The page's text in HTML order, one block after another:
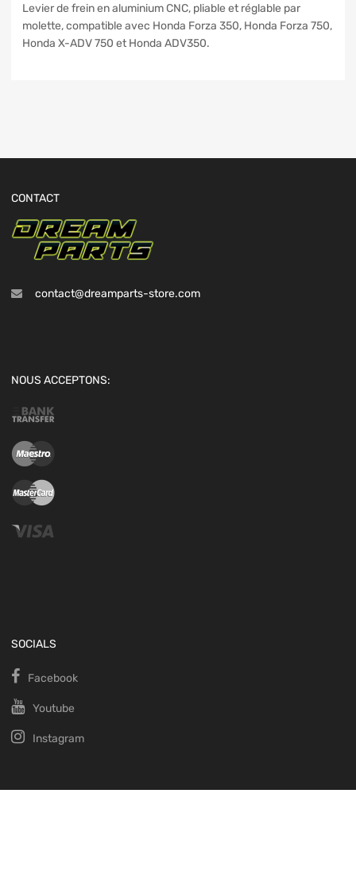
Levier de frein en aluminium CNC, pliable et réglable par
molette, compatible avec Honda Forza 350, Honda Forza 750,
Honda X-ADV 750 et Honda ADV350.
CONTACT
contact@dreamparts-store.com
NOUS ACCEPTONS:
SOCIALS
Facebook
Youtube
Instagram